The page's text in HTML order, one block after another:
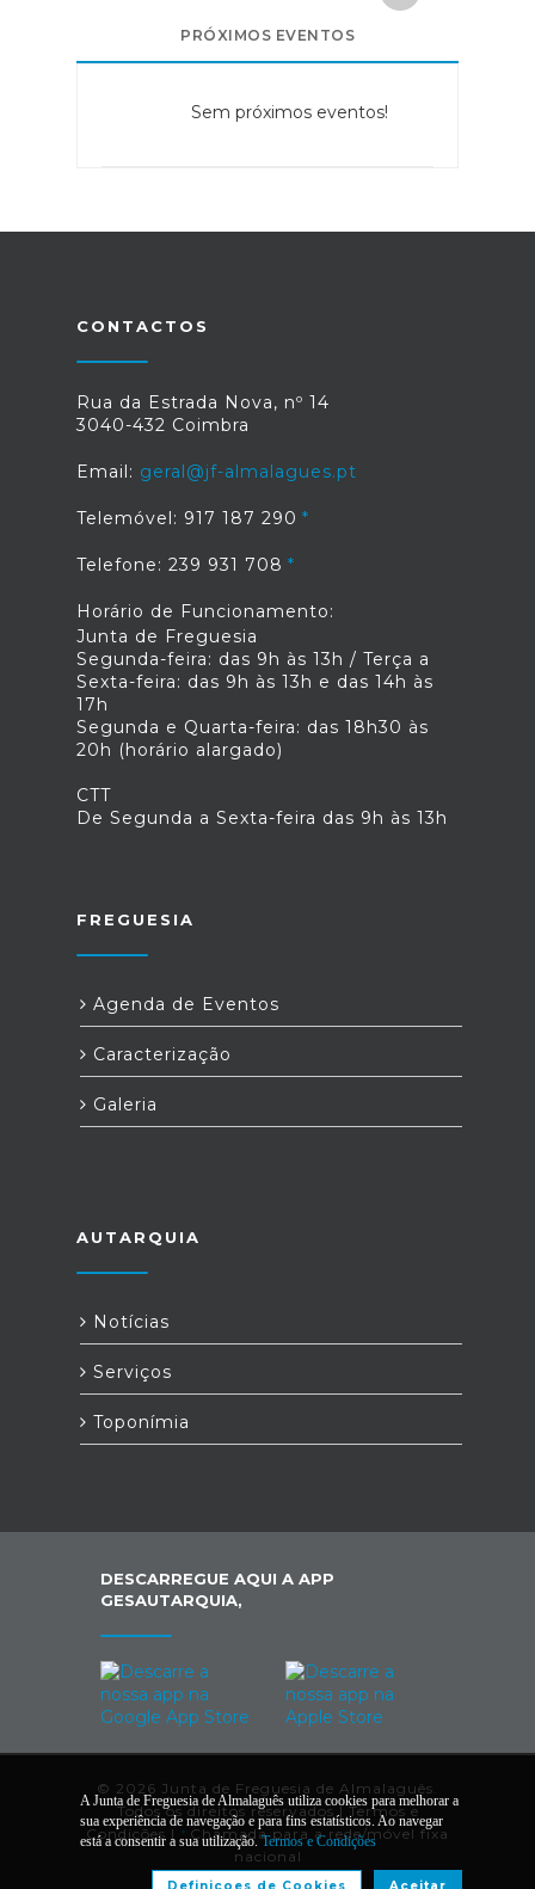
PRÓXIMOS EVENTOS
Sem próximos eventos!
CONTACTOS
Rua da Estrada Nova, nº 14
3040-432 Coimbra
Email: geral@jf-almalagues.pt
Telemóvel: 917 187 290
Telefone: 239 931 708
Horário de Funcionamento:
Junta de Freguesia
Segunda-feira: das 9h às 13h / Terça a
Sexta-feira: das 9h às 13h e das 14h às
17h
Segunda e Quarta-feira: das 18h30 às
20h (horário alargado)
CTT
De Segunda a Sexta-feira das 9h às 13h
FREGUESIA
Agenda de Eventos
Caracterização
Galeria
AUTARQUIA
Notícias
Serviços
Toponímia
DESCARREGUE AQUI A APP
GESAUTARQUIA,
© 2026 Junta de Freguesia de Almalaguês.
Todos os direitos reservados |Termos e
Condições | * Chamada para a rede/móvel fixa
nacional
A Junta de Freguesia de Almalaguês utiliza cookies para melhorar a
sua experiência de navegação e para fins estatísticos. Ao navegar
está a consentir a sua utilização.Termos e Condições